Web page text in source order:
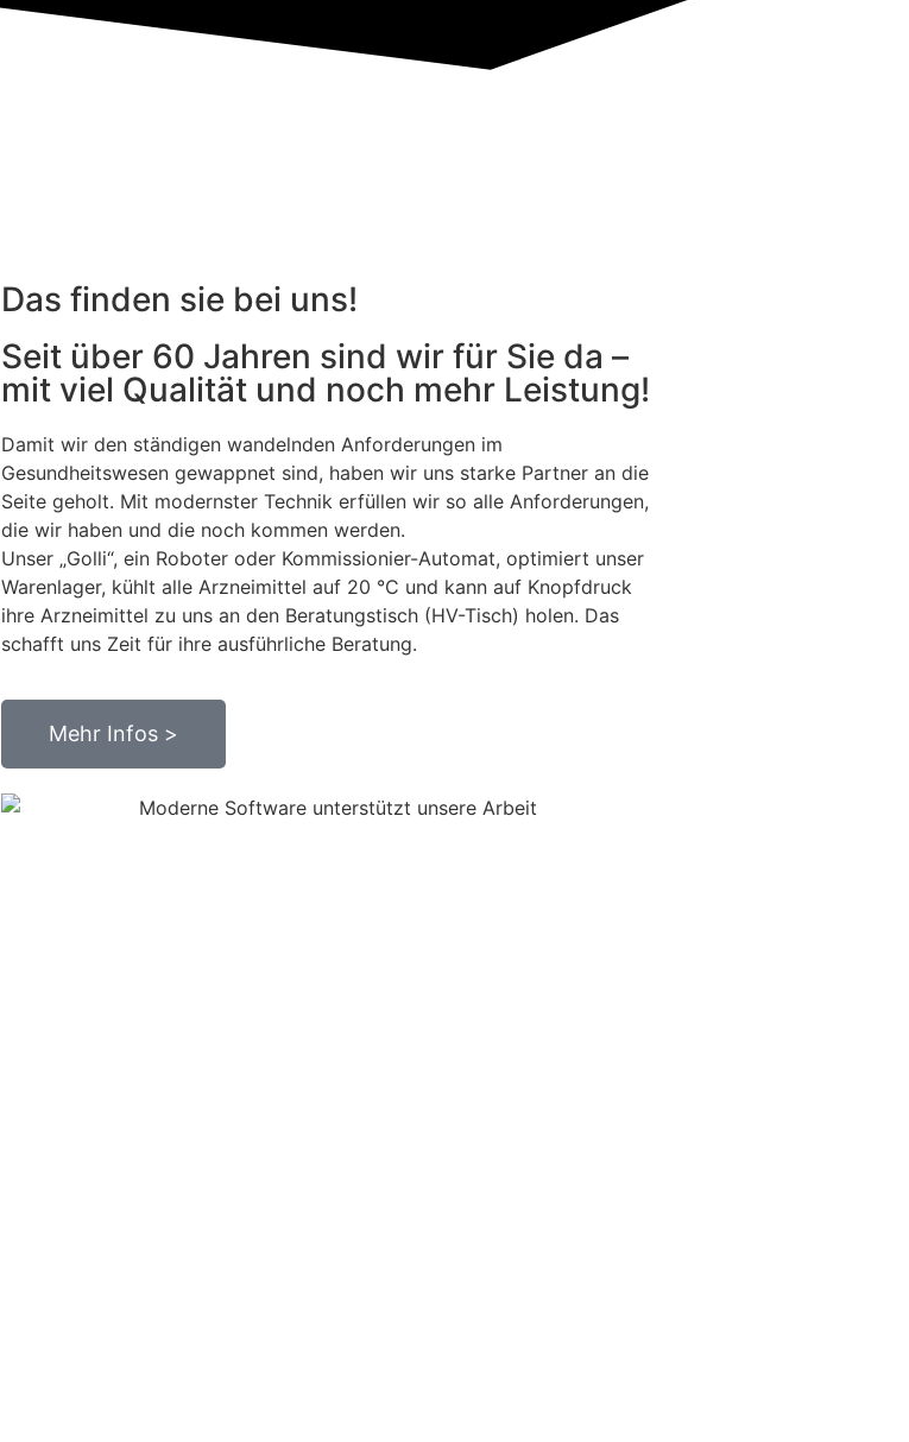
Das finden sie bei uns!
Seit über 60 Jahren sind wir für Sie da –
mit viel Qualität und noch mehr Leistung!
Damit wir den ständigen wandelnden Anforderungen im
Gesundheitswesen gewappnet sind, haben wir uns starke Partner an die
Seite geholt. Mit modernster Technik erfüllen wir so alle Anforderungen,
die wir haben und die noch kommen werden.
Unser „Golli“, ein Roboter oder Kommissionier-Automat, optimiert unser
Warenlager, kühlt alle Arzneimittel auf 20 °C und kann auf Knopfdruck
ihre Arzneimittel zu uns an den Beratungstisch (HV-Tisch) holen. Das
schafft uns Zeit für ihre ausführliche Beratung.
Mehr Infos >